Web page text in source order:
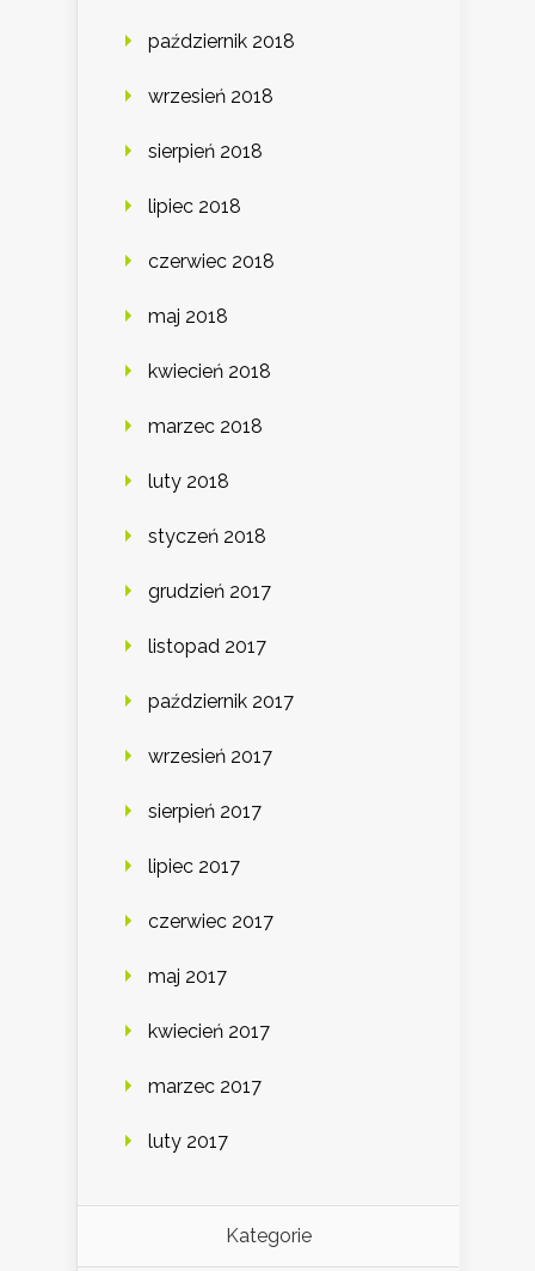
październik 2018
wrzesień 2018
sierpień 2018
lipiec 2018
czerwiec 2018
maj 2018
kwiecień 2018
marzec 2018
luty 2018
styczeń 2018
grudzień 2017
listopad 2017
październik 2017
wrzesień 2017
sierpień 2017
lipiec 2017
czerwiec 2017
maj 2017
kwiecień 2017
marzec 2017
luty 2017
Kategorie